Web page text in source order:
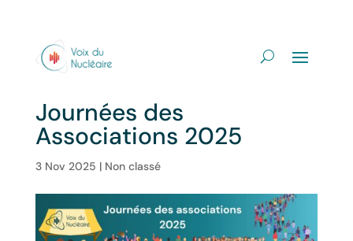
Journées des
Associations 2025
3 Nov 2025 | Non classé